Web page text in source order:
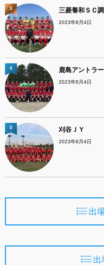
三菱養和ＳＣ
2023年8月4日
3
鹿島アントラ
2023年8月4日
4
刈谷ＪＹ
2023年8月4日
5
出
出